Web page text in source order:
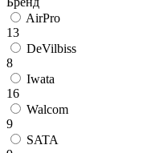
AirPro
13
DeVilbiss
8
Iwata
16
Walcom
9
SATA